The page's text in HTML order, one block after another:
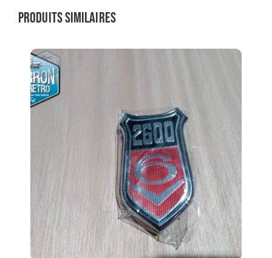
Produits similaires